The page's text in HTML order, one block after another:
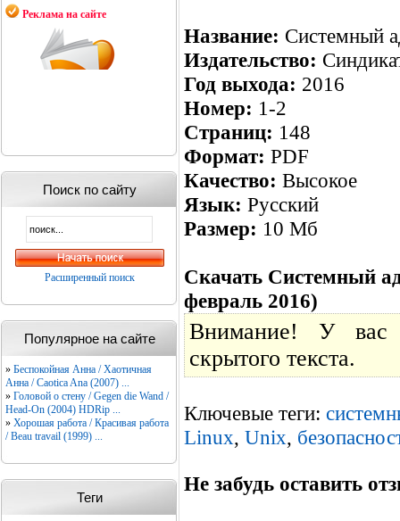
Реклама на сайте
Поиск по сайту
Расширенный поиск
Популярное на сайте
» Беспокойная Анна / Хаотичная
Анна / Caotica Ana (2007) ...
» Головой о стену / Gegen die Wand /
Head-On (2004) HDRip ...
» Хорошая работа / Красивая работа
/ Beau travail (1999) ...
Теги
Название: Системный
Издательство:
Год выхода: 2016
Номер: 1-2
Страниц: 148
Формат: PDF
Качество: Высокое
Язык: Русский
Размер: 10 Мб
Скачать Системный
февраль 2016)
Внимание! У вас
скрытого текста.
Ключевые теги:
Linux, Unix,
Не забудь оставить